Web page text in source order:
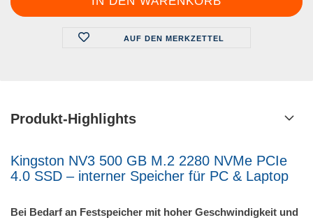
AUF DEN MERKZETTEL
Produkt-Highlights
Kingston NV3 500 GB M.2 2280 NVMe PCIe
4.0 SSD – interner Speicher für PC & Laptop
Bei Bedarf an Festspeicher mit hoher Geschwindigkeit und